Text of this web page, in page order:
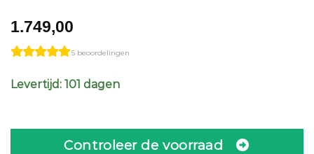
1.749,00
5 beoordelingen
Levertijd: 101 dagen
Controleer de voorraad